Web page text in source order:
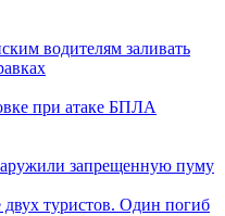
водителям заливать
при атаке БПЛА
запрещенную пуму
туристов. Один погиб